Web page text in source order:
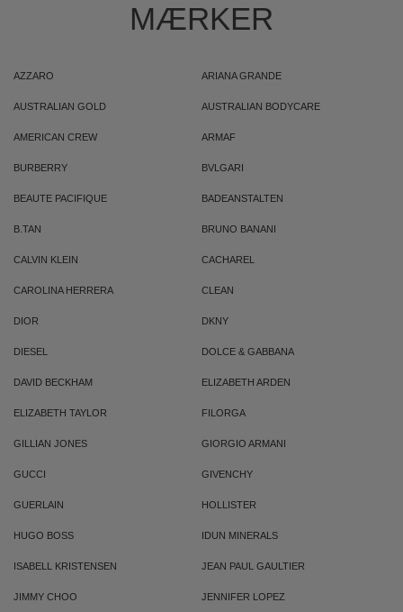
MÆRKER
AZZARO ARIANA GRANDE
AUSTRALIAN GOLD AUSTRALIAN BODYCARE
AMERICAN CREW ARMAF
BURBERRY BVLGARI
BEAUTE PACIFIQUE BADEANSTALTEN
B.TAN BRUNO BANANI
CALVIN KLEIN CACHAREL
CAROLINA HERRERA CLEAN
DIOR DKNY
DIESEL DOLCE & GABBANA
DAVID BECKHAM ELIZABETH ARDEN
ELIZABETH TAYLOR FILORGA
GILLIAN JONES GIORGIO ARMANI
GUCCI GIVENCHY
GUERLAIN HOLLISTER
HUGO BOSS IDUN MINERALS
ISABELL KRISTENSEN JEAN PAUL GAULTIER
JIMMY CHOO JENNIFER LOPEZ